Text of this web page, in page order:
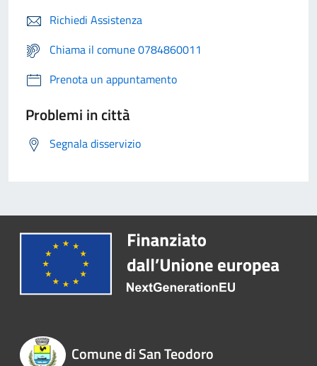
Richiedi Assistenza
Chiama il comune 0784860011
Prenota un appuntamento
Problemi in città
Segnala disservizio
Comune di San Teodoro